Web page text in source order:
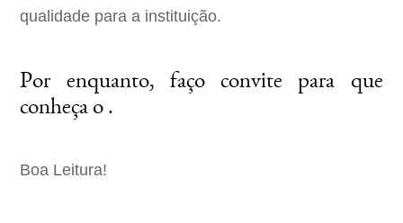
qualidade para a instituição.
Por enquanto, faço convite para que
conheça o .
Boa Leitura!